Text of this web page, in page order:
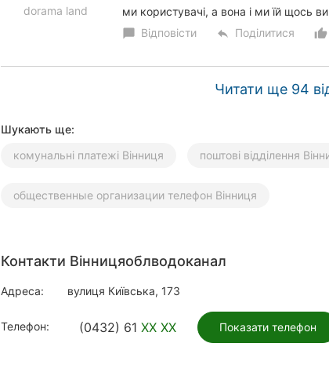
dorama land
ми користувачі, а вона і ми їй щось
chat_bubble Відповісти reply Поділитися
Читати ще 94
Шукають ще:
комунальні платежі Вінниця
поштові відділення
общественные организации телефон Вінниця
Контакти Вінницяоблводоканал
Адреса: вулиця Київська, 173
Телефон: (0432) 61 XX XX Показати телефон